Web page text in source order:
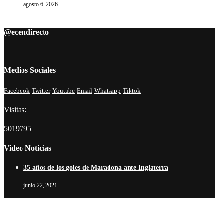
agosto 6, 2026
@ecendirecto
Medios Sociales
Facebook Twitter Youtube Email Whatsapp Tiktok
Visitas:
5019795
Video Noticias
35 años de los goles de Maradona ante Inglaterra
junio 22, 2021